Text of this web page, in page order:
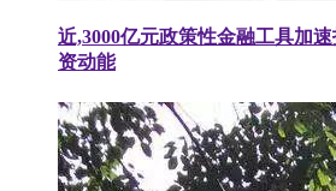
近,3000亿元政策性金融工具加
资动能